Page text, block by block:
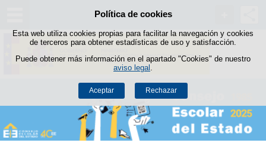
Política de cookies
Esta web utiliza cookies propias para facilitar la navegación y cookies
de terceros para obtener estadísticas de uso y satisfacción.
Puede obtener más información en el apartado "Cookies" de nuestro
aviso legal
Aceptar Rechazar
Saltar al contenido